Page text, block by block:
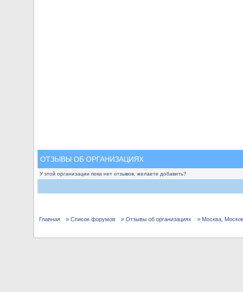
ОТЗЫВЫ ОБ ОРГАНИЗАЦИЯХ
У этой организации пока нет отзывов, желаете добавить?
Главная » Список форумов » Отзывы об организациях » Москва,